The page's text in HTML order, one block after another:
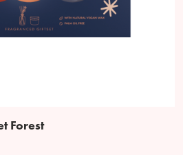
Forest